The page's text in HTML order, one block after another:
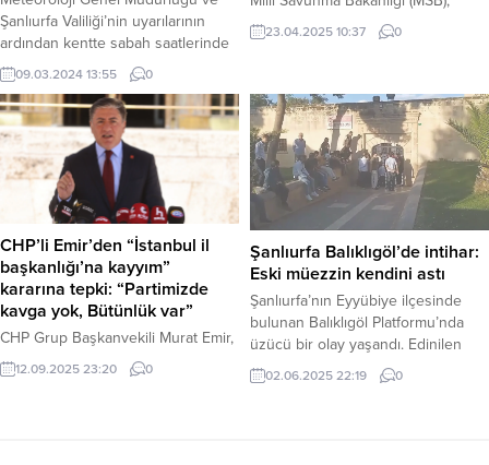
daha fazla şey...
Şanlıurfa Valiliği’nin uyarılarının
ardından kentte sabah saatlerinde
hafif başlayan yağmur, öğlen
saatlerinde sağanak şeklinde
yağmaya başladı. Yağmurdan dolayı
bazı yollarda su birikintileri oluştu.
Sabah saatlerinde hafif bir şekilde
başlayan yağmur, öğle saatlerine
doğru etkisini artırdı ve sağanak
şeklinde yağmaya başladı. Yağmur,
kent merkezini ve bazı ilçeleri...
09.03.2024 13:55 0
Pençe-Kilit Operasyonu bölgesinde
terör örgütü mensuplarının saldırısı
tedavi gördüğü hastanede şehit
olduğunu duyurdu. Bakanlıktan
yapılan açıklamaya göre, Pençe-Kilit
Operasyonu bölgesinde 22 Nisan
tarihinde terör örgütü üyeleri
tarafından bir saldırı düzenlendi. Bu
arkadaşımız Piyade Uzman...
23.04.2025 10:37 0
CHP’li Emir’den “İstanbul il
başkanlığı’na kayyım”
kararına tepki: “Partimizde
kavga yok, Bütünlük var”
CHP Grup Başkanvekili Murat Emir,
mahkeme kararıyla partisinin
İstanbul İl Başkanlığı’na geçici
12.09.2025 23:20 0
Şanlıurfa Balıklıgöl’de intihar:
Eski müezzin kendini astı
Şanlıurfa’nın Eyyübiye ilçesinde
bulunan Balıklıgöl Platformu’nda
üzücü bir olay yaşandı. Edinilen
bilgilere göre, M.K. (40) isimli bir
şahıs, platform üzerindeki bir çorba
02.06.2025 22:19 0